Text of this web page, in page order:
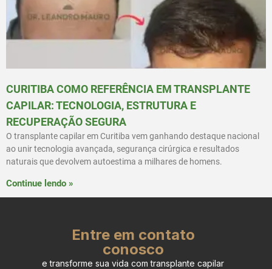
CURITIBA COMO REFERÊNCIA EM TRANSPLANTE
CAPILAR: TECNOLOGIA, ESTRUTURA E
RECUPERAÇÃO SEGURA
O transplante capilar em Curitiba vem ganhando destaque nacional
ao unir tecnologia avançada, segurança cirúrgica e resultados
naturais que devolvem autoestima a milhares de homens.
Continue lendo »
Entre em contato
conosco
e transforme sua vida com transplante capilar